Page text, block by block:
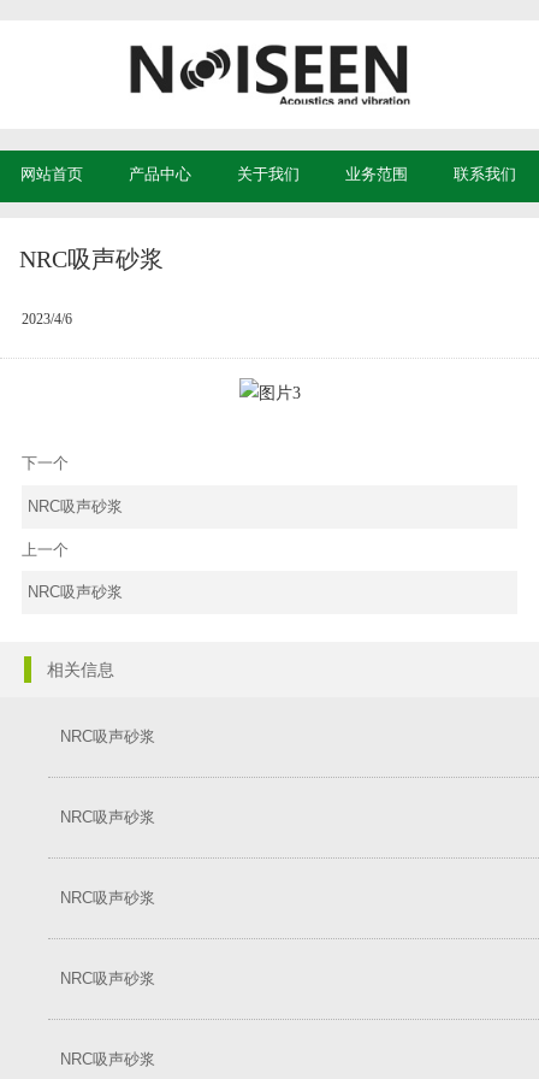
网站首页 产品中心 关于我们 业务范围 联系我们
NRC吸声砂浆
2023/4/6
下一个
NRC吸声砂浆
上一个
NRC吸声砂浆
相关信息
NRC吸声砂浆
NRC吸声砂浆
NRC吸声砂浆
NRC吸声砂浆
NRC吸声砂浆